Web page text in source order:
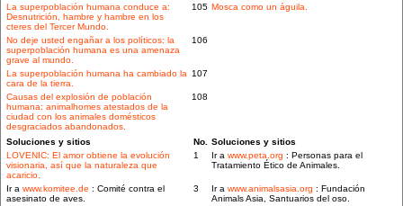
La superpoblación humana conduce a:
Desnutrición, hambre y hambre en los
cteres del Tercer Mundo.
105 Mosca como un águila.
No deje usted engañar a los políticos: la
superpoblación humana es una amenaza
grave al mundo.
106
La superpoblación humana ha cambiado la
cara de la tierra.
107
Causas del explosión de población
humana: animalhomes atestados de la
ciudad con los animales domésticos
desgraciados abandonados.
108
Soluciones y sitios No. Soluciones y sitios
LOVENIC: El amor obtiene la evolución
visionaria, así que la naturaleza que
acaricio.
1 Ir a www.peta.org : Personas para el
Tratamiento Ético de Animales.
Ir a www.komitee.de : Comité contra el
asesinato de aves.
3 Ir a www.animalsasia.org : Fundación
Animals Asia, Santuarios del oso.